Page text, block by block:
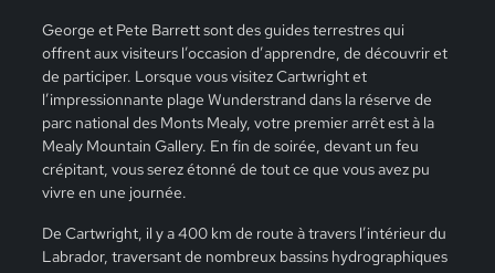
George et Pete Barrett sont des guides terrestres qui
offrent aux visiteurs l’occasion d’apprendre, de découvrir et
de participer. Lorsque vous visitez Cartwright et
l’impressionnante plage Wunderstrand dans la réserve de
parc national des Monts Mealy, votre premier arrêt est à la
Mealy Mountain Gallery. En fin de soirée, devant un feu
crépitant, vous serez étonné de tout ce que vous avez pu
vivre en une journée.
De Cartwright, il y a 400 km de route à travers l’intérieur du
Labrador, traversant de nombreux bassins hydrographiques